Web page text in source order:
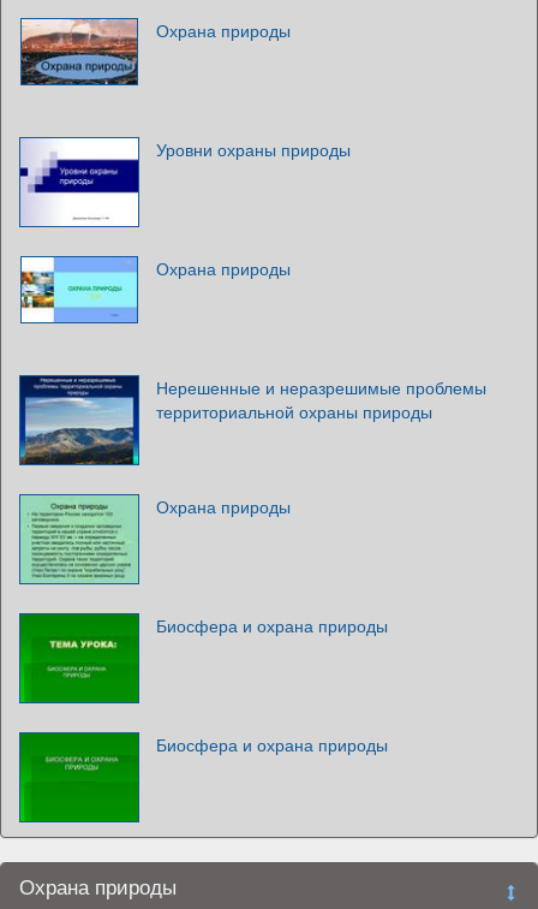
Охрана природы
Уровни охраны природы
Охрана природы
Нерешенные и неразрешимые проблемы
территориальной охраны природы
Охрана природы
Биосфера и охрана природы
Биосфера и охрана природы
Охрана природы